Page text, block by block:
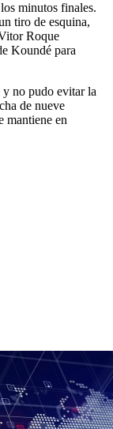
minutos finales.
tiro de esquina,
Roque
Koundé para
y no pudo evitar la
de nueve
mantiene en